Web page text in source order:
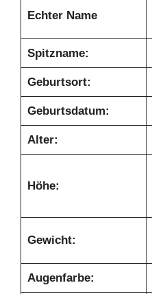
Echter Name
Spitzname:
Geburtsort:
Geburtsdatum:
Alter:
Höhe:
Gewicht:
Augenfarbe: